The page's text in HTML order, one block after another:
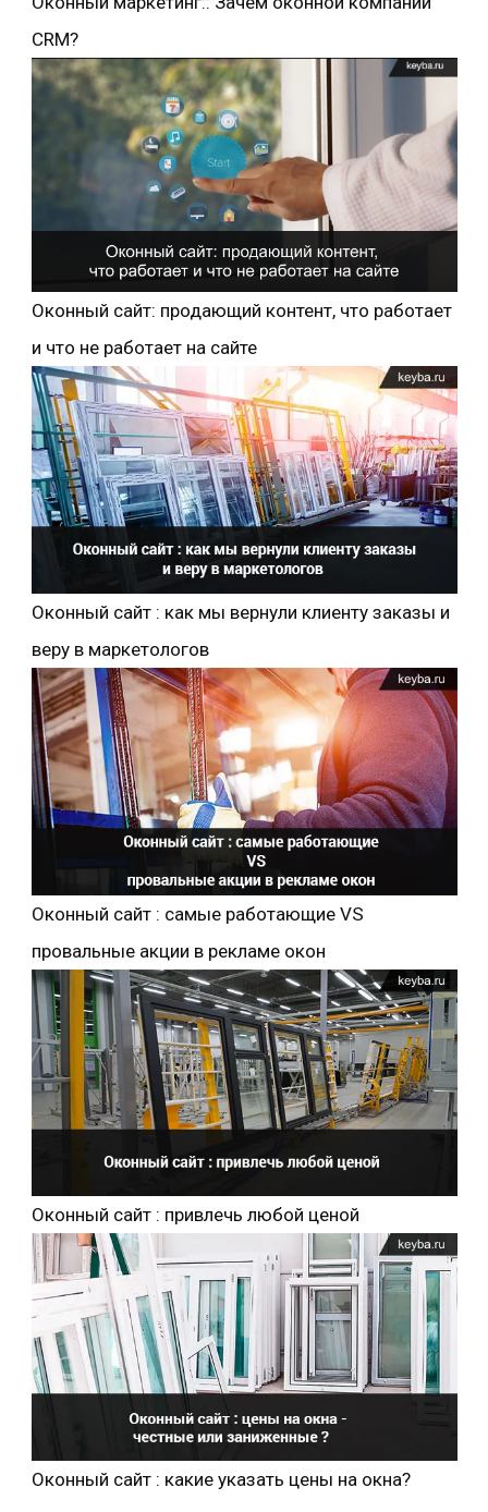
CRM?
Оконный сайт: продающий контент, что работает
и что не работает на сайте
Оконный сайт : как мы вернули клиенту заказы и
веру в маркетологов
Оконный сайт : самые работающие VS
провальные акции в рекламе окон
Оконный сайт : привлечь любой ценой
Оконный сайт : какие указать цены на окна?